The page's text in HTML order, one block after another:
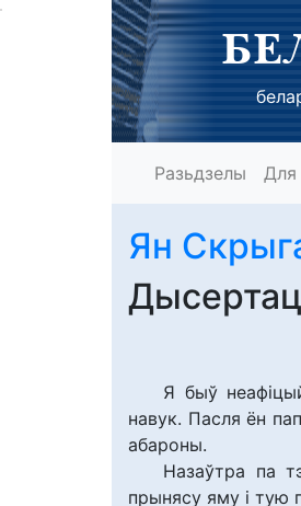
Разьдзелы
Ян
Я быў
навук. Пасля ён
абароны.
Назаўтра па
прынясу яму і тую